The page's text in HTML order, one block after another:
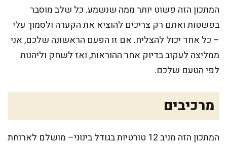
המתכון הזה פשוט יותר ממה שנשמע. כל שלב מוסבר
בפשטות ואתם רק צריכים להוציא את הקערה ולסמוך עלי
– כל אחד יכול להצליח. אם זו הפעם הראשונה שלכם, אני
ממליצה לעקוב בדיוק אחר ההוראות, ואז לשחק וליהנות
לפי הטעם שלכם.
מרכיבים
המתכון הזה מניב 12 טורטיות בגודל בינוני– מושלם לארוחת